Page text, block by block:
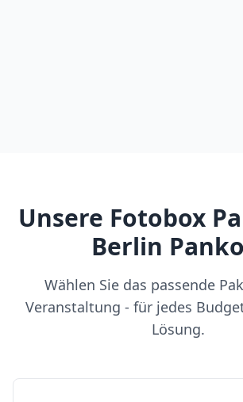
Unsere Fotobox
Berlin
Wählen Sie das passende
Veranstaltung - für jedes
Lösung.